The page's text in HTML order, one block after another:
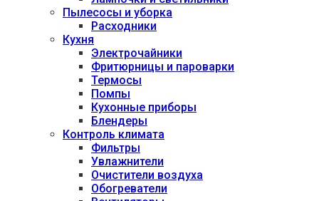
Пылесосы и уборка
Расходники
Кухня
Электрочайники
Фритюрницы и пароварки
Термосы
Помпы
Кухонные приборы
Блендеры
Контроль климата
Фильтры
Увлажнители
Очистители воздуха
Обогреватели